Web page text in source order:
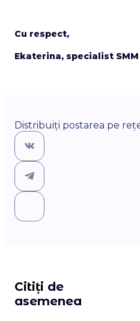
Cu respect,
Ekaterina, specialist
Distribuiți postarea pe
Citiți de
asemenea